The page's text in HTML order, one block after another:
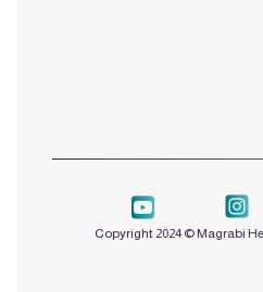
Copyright 2024 © Magrabi